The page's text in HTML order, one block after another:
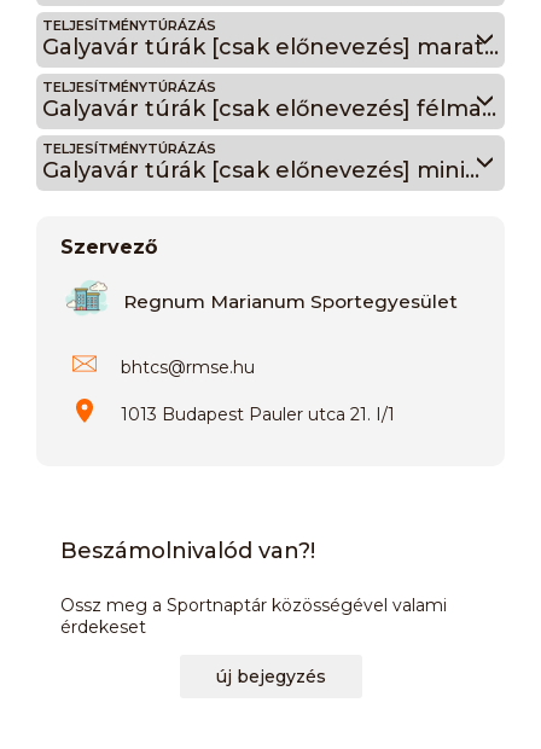
TELJESÍTMÉNYTÚRÁZÁS
Galyavár túrák [csak előnevezés] maraton
TELJESÍTMÉNYTÚRÁZÁS
Galyavár túrák [csak előnevezés] félmaraton
TELJESÍTMÉNYTÚRÁZÁS
Galyavár túrák [csak előnevezés] minimaraton
Szervező
Regnum Marianum Sportegyesület
bhtcs@rmse.hu
1013 Budapest Pauler utca 21. I/1
Beszámolnivalód van?!
Ossz meg a Sportnaptár közösségével valami
érdekeset
új bejegyzés